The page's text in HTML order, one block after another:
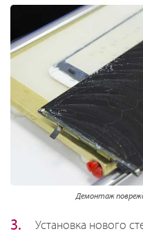
Демонтаж
Установка нового